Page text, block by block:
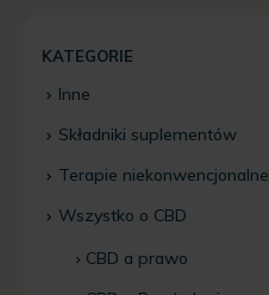
KATEGORIE
Inne
Składniki suplementów
Terapie niekonwencjonalne
Wszystko o CBD
CBD a prawo